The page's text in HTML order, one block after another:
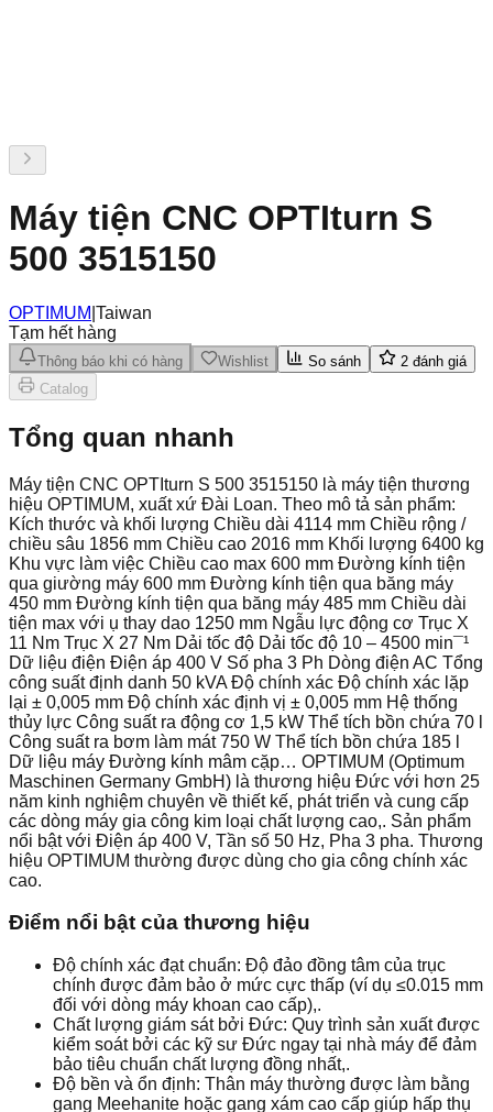
Máy tiện CNC OPTIturn S
500 3515150
OPTIMUM Taiwan
Tạm hết hàng
Thông báo khi có hàng Wishlist So sánh 2 đánh giá
Catalog
Tổng quan nhanh
Máy tiện CNC OPTIturn S 500 3515150 là máy tiện thương
hiệu OPTIMUM, xuất xứ Đài Loan. Theo mô tả sản phẩm:
Kích thước và khối lượng Chiều dài 4114 mm Chiều rộng /
chiều sâu 1856 mm Chiều cao 2016 mm Khối lượng 6400 kg
Khu vực làm việc Chiều cao max 600 mm Đường kính tiện
qua giường máy 600 mm Đường kính tiện qua băng máy
450 mm Đường kính tiện qua băng máy 485 mm Chiều dài
tiện max với ụ thay dao 1250 mm Ngẫu lực động cơ Trục X
11 Nm Trục X 27 Nm Dải tốc độ Dải tốc độ 10 – 4500 min¯¹
Dữ liệu điện Điện áp 400 V Số pha 3 Ph Dòng điện AC Tổng
công suất định danh 50 kVA Độ chính xác Độ chính xác lặp
lại ± 0,005 mm Độ chính xác định vị ± 0,005 mm Hệ thống
thủy lực Công suất ra động cơ 1,5 kW Thể tích bồn chứa 70 l
Công suất ra bơm làm mát 750 W Thể tích bồn chứa 185 l
Dữ liệu máy Đường kính mâm cặp… OPTIMUM (Optimum
Maschinen Germany GmbH) là thương hiệu Đức với hơn 25
năm kinh nghiệm chuyên về thiết kế, phát triển và cung cấp
các dòng máy gia công kim loại chất lượng cao,. Sản phẩm
nổi bật với Điện áp 400 V, Tần số 50 Hz, Pha 3 pha. Thương
hiệu OPTIMUM thường được dùng cho gia công chính xác
cao.
Điểm nổi bật của thương hiệu
Độ chính xác đạt chuẩn: Độ đảo đồng tâm của trục
chính được đảm bảo ở mức cực thấp (ví dụ ≤0.015 mm
đối với dòng máy khoan cao cấp),.
Chất lượng giám sát bởi Đức: Quy trình sản xuất được
kiểm soát bởi các kỹ sư Đức ngay tại nhà máy để đảm
bảo tiêu chuẩn chất lượng đồng nhất,.
Độ bền và ổn định: Thân máy thường được làm bằng
gang Meehanite hoặc gang xám cao cấp giúp hấp thụ